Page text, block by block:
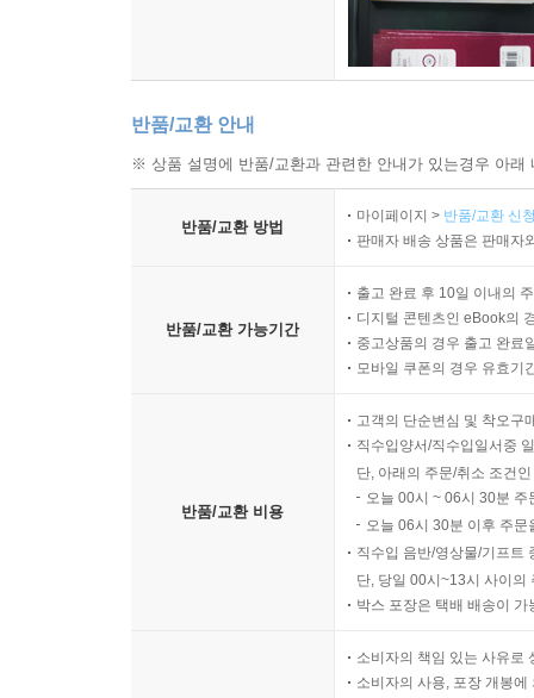
반품/교환 안내
※ 상품 설명에 반품/교환과 관련한 안내가 있는경우 아
반품/교환 방법
마이페이지 > 반품/교환 신
판매자 배송 상품은 판매자
반품/교환 가능기간
출고 완료 후 10일 이내의
디지털 콘텐츠인 eBook의
중고상품의 경우 출고 완료
모바일 쿠폰의 경우 유효기
반품/교환 비용
고객의 단순변심 및 착오구
직수입양서/직수입일서중
단, 아래의 주문/취소 조건
오늘 00시 ~ 06시 30분
오늘 06시 30분 이후 주
직수입 음반/영상물/기프트
단, 당일 00시~13시 사이의
박스 포장은 택배 배송이
소비자의 책임 있는 사유로
소비자의 사용, 포장 개봉